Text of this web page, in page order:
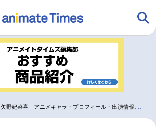
ランキング アニメ
グッズ
矢野妃菜喜｜アニメキャラ・プロフィール・出演情報・最新情報まとめ